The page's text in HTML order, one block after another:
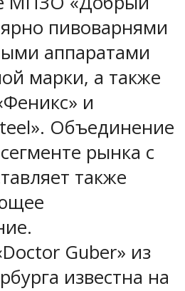
пивоварнями
аппаратами
марки, а также
и
Объединение
рынка с
также
Guber» из
известна на